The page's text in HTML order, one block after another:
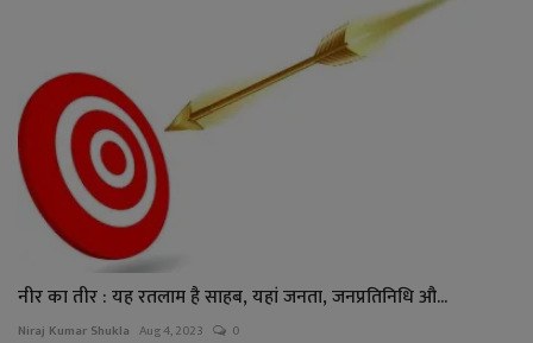
नीर का तीर : यह रतलाम है साहब, यहां जनता, जनप्रतिनिधि औ...
Niraj Kumar Shukla Aug 4, 2023 0